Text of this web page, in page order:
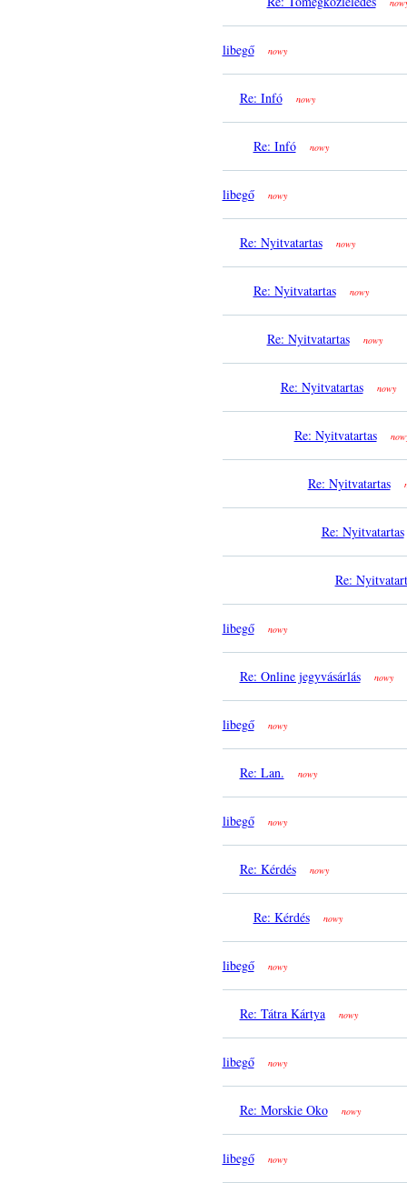
libegő nowy
Re: Infó nowy
Re: Infó nowy
libegő nowy
Re: Nyitvatartas nowy
Re: Nyitvatartas nowy
Re: Nyitvatartas nowy
Re: Nyitvatartas nowy
Re: Nyitvatartas
Re: Nyitvatartas
Re: Nyitvatartas
Re:
libegő nowy
Re: Online jegyvásárlás nowy
libegő nowy
Re: Lan. nowy
libegő nowy
Re: Kérdés nowy
Re: Kérdés nowy
libegő nowy
Re: Tátra Kártya nowy
libegő nowy
Re: Morskie Oko nowy
libegő nowy